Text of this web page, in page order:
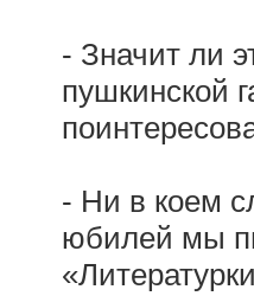
- Значит ли
пушкинской
- Ни в коем
юбилей мы